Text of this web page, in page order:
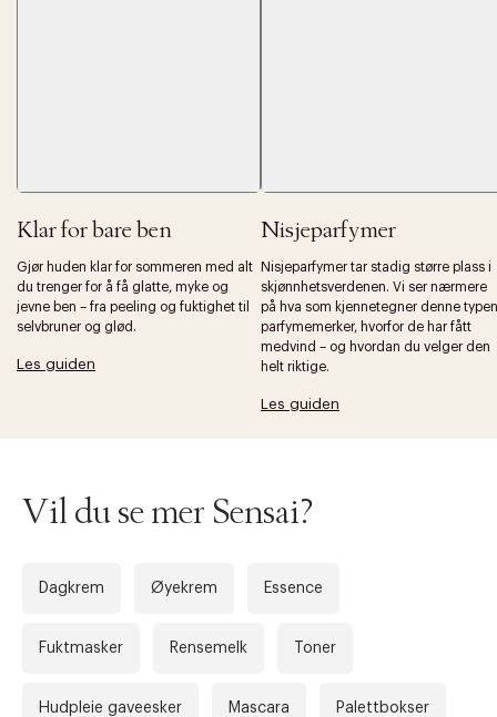
Klar for bare ben
Gjør huden klar for sommeren med alt
du trenger for å få glatte, myke og
jevne ben – fra peeling og fuktighet til
selvbruner og glød.
Les guiden
Nisjeparfymer
Nisjeparfymer tar stadig større plass i
skjønnhetsverdenen. Vi ser nærmere
på hva som kjennetegner denne typen
parfymemerker, hvorfor de har fått
medvind – og hvordan du velger den
helt riktige.
Les guiden
Forrige
Vil du se mer Sensai?
Dagkrem Øyekrem Essence
Fuktmasker Rensemelk Toner
Hudpleie gaveesker Mascara Palettbokser